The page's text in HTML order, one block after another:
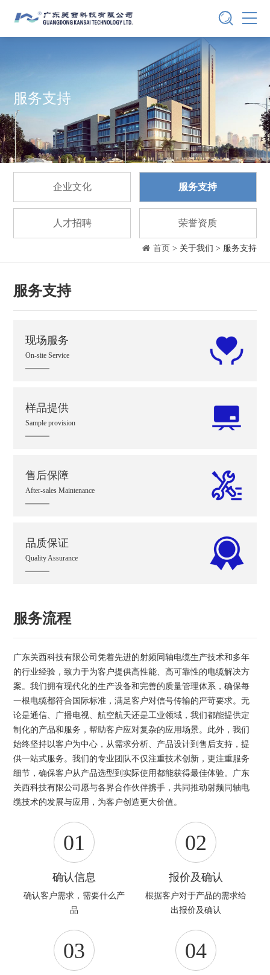
服务支持
企业文化 服务支持
人才招聘 荣誉资质
首页 > 关于我们 > 服务支持
服务支持
现场服务
On-site Service
样品提供
Sample provision
售后保障
After-sales Maintenance
品质保证
Quality Assurance
服务流程
广东关西科技有限公司凭着先进的射频同轴电缆生产技术和多年
的行业经验，致力于为客户提供高性能、高可靠性的电缆解决方
案。我们拥有现代化的生产设备和完善的质量管理体系，确保每
一根电缆都符合国际标准，满足客户对信号传输的严苛要求。无
论是通信、广播电视、航空航天还是工业领域，我们都能提供定
制化的产品和服务，帮助客户应对复杂的应用场景。此外，我们
始终坚持以客户为中心，从需求分析、产品设计到售后支持，提
供一站式服务。我们的专业团队不仅注重技术创新，更注重服务
细节，确保客户从产品选型到实际使用都能获得最佳体验。广东
关西科技有限公司愿与各界合作伙伴携手，共同推动射频同轴电
缆技术的发展与应用，为客户创造更大价值。
01
确认信息
确认客户需求，需要什么产
品
02
报价及确认
根据客户对于产品的需求给
出报价及确认
03 04